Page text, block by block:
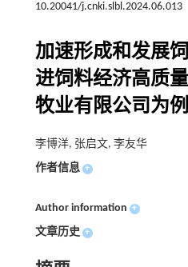
10.20041/j.cnki.slbl.2024.06.013
加速形成和发展
进饲料经济高质
牧业有限公司为例
李博洋, 张启文, 李友华
作者信息 +
Author information +
文章历史 +